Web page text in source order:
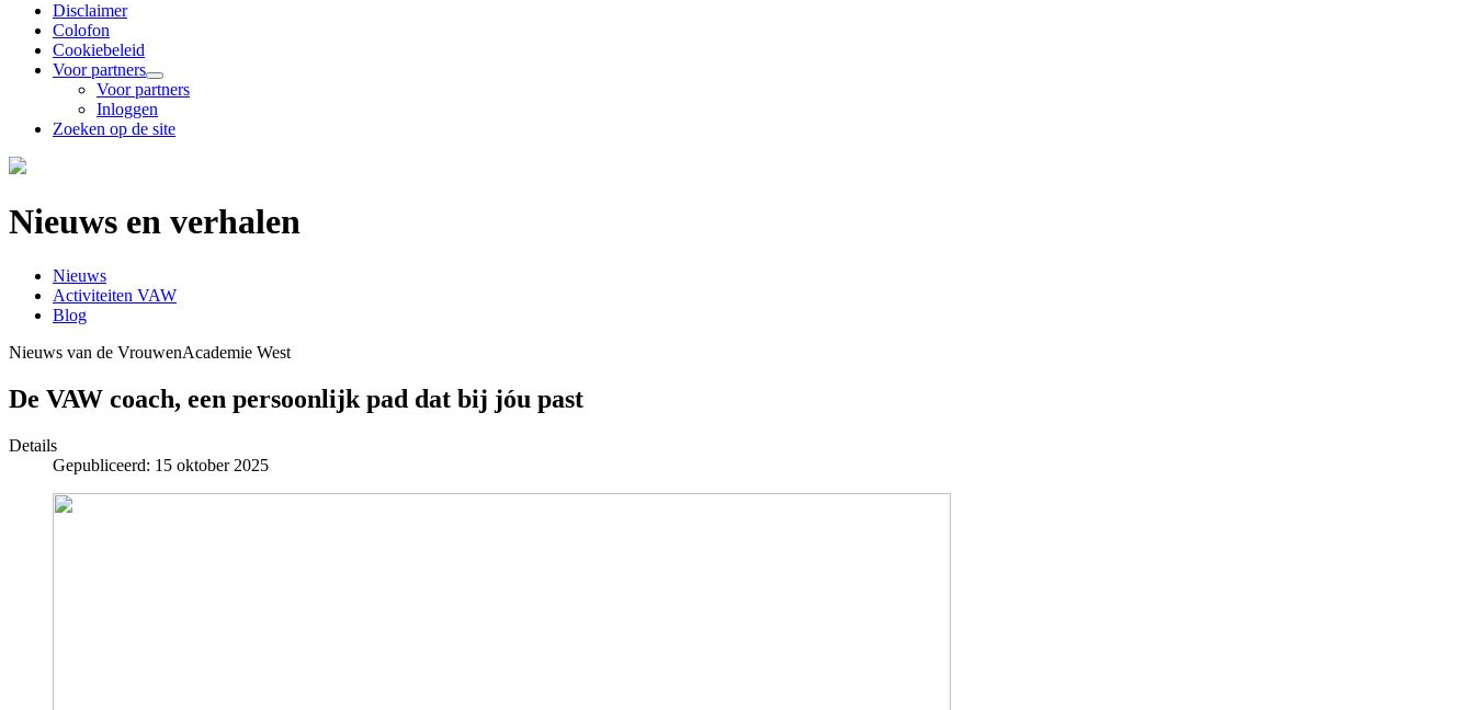
Disclaimer
Colofon
Cookiebeleid
Voor partners
Voor partners
Inloggen
Zoeken op de site
Nieuws en verhalen
Nieuws
Activiteiten VAW
Blog
Nieuws van de VrouwenAcademie West
De VAW coach, een persoonlijk pad dat bij jóu past
Details
Gepubliceerd: 15 oktober 2025